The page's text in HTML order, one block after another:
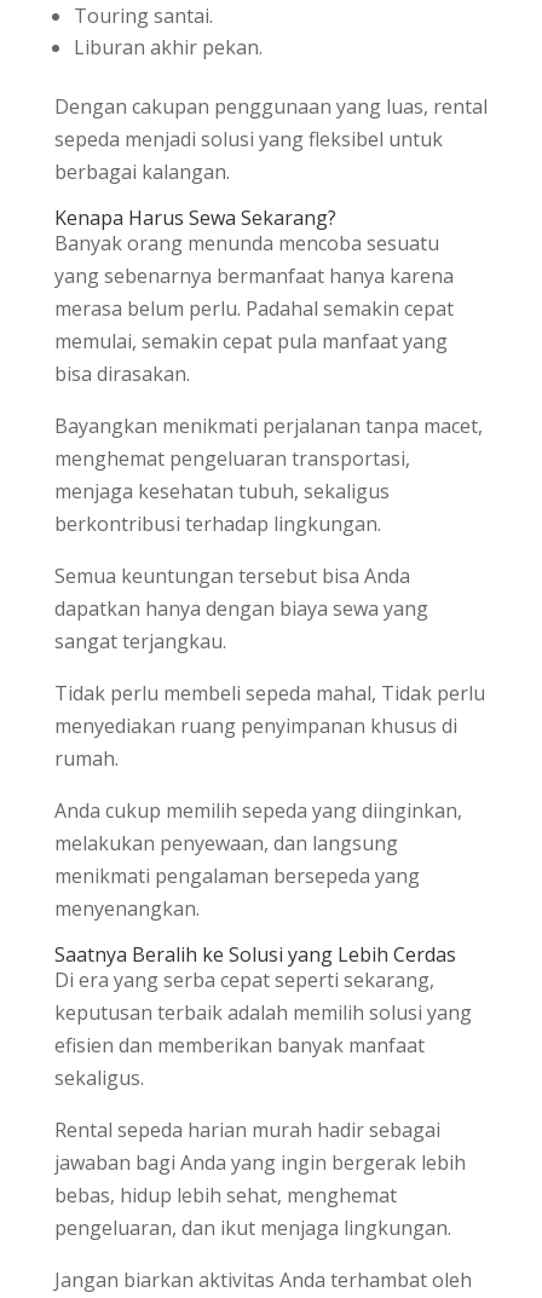
Touring santai.
Liburan akhir pekan.
Dengan cakupan penggunaan yang luas, rental
sepeda menjadi solusi yang fleksibel untuk
berbagai kalangan.
Kenapa Harus Sewa Sekarang?
Banyak orang menunda mencoba sesuatu
yang sebenarnya bermanfaat hanya karena
merasa belum perlu. Padahal semakin cepat
memulai, semakin cepat pula manfaat yang
bisa dirasakan.
Bayangkan menikmati perjalanan tanpa macet,
menghemat pengeluaran transportasi,
menjaga kesehatan tubuh, sekaligus
berkontribusi terhadap lingkungan.
Semua keuntungan tersebut bisa Anda
dapatkan hanya dengan biaya sewa yang
sangat terjangkau.
Tidak perlu membeli sepeda mahal, Tidak perlu
menyediakan ruang penyimpanan khusus di
rumah.
Anda cukup memilih sepeda yang diinginkan,
melakukan penyewaan, dan langsung
menikmati pengalaman bersepeda yang
menyenangkan.
Saatnya Beralih ke Solusi yang Lebih Cerdas
Di era yang serba cepat seperti sekarang,
keputusan terbaik adalah memilih solusi yang
efisien dan memberikan banyak manfaat
sekaligus.
Rental sepeda harian murah hadir sebagai
jawaban bagi Anda yang ingin bergerak lebih
bebas, hidup lebih sehat, menghemat
pengeluaran, dan ikut menjaga lingkungan.
Jangan biarkan aktivitas Anda terhambat oleh